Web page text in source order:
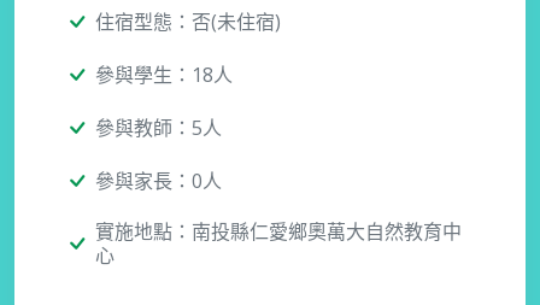
住宿型態：否(未住宿)
參與學生：18人
參與教師：5人
參與家長：0人
實施地點：南投縣仁愛鄉奧萬大自然教育中
心